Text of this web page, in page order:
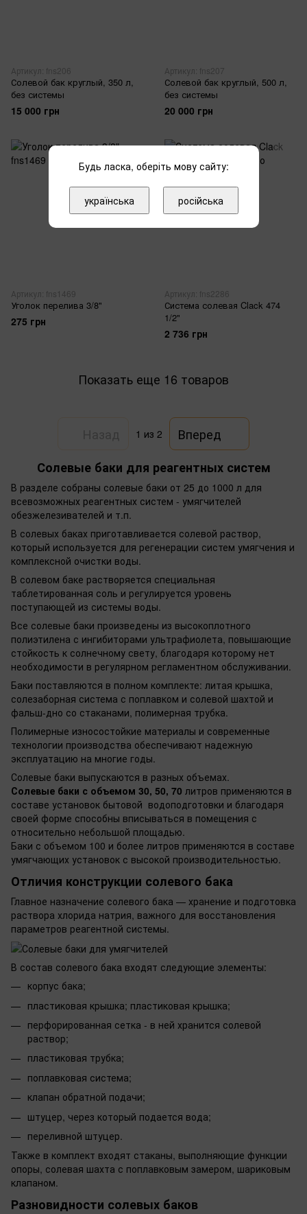
Артикул: fns206
Солевой бак круглый, 350 л,
без системы
15 000 грн
Артикул: fns207
Солевой бак круглый, 500 л,
без системы
20 000 грн
Артикул: fns1469
Уголок перелива 3/8"
275 грн
Артикул: fns2286
Система солевая Clack 474
1/2"
2 736 грн
Показать еще 16 товаров
1 из 2
Вперед
Солевые баки для реагентных систем
В разделе собраны солевые баки от 25 до 1000 л для
всевозможных реагентных систем - умягчителей
обезжелезивателей и т.п.
В солевых баках приготавливается солевой раствор,
который используется для регенерации систем умягчения и
комплексной очистки воды.
В солевом баке растворяется специальная
таблетированная соль и регулируется уровень
поступающей из системы воды.
Все солевые баки произведены из высокоплотного
полиэтилена с ингибиторами ультрафиолета, повышающие
стойкость к солнечному свету, благодаря которому нет
необходимости в регулярном регламентном обслуживании.
Баки поставляются в полном комплекте: литая крышка,
солезаборная система с поплавком и солевой шахтой и
фальш-дно со стаканами, полимерная трубка.
Полимерные износостойкие материалы и современные
технологии производства обеспечивают надежную
эксплуатацию на многие годы.
Солевые баки выпускаются в разных объемах.
Солевые баки с объемом 30, 50, 70 литров применяются в
составе установок бытовой водоподготовки и благодаря
своей форме способны вписываться в помещения с
относительно небольшой площадью.
Баки с объемом 100 и более литров применяются в составе
умягчающих установок с высокой производительностью.
Отличия конструкции солевого бака
Главное назначение солевого бака — хранение и подготовка
раствора хлорида натрия, важного для восстановления
параметров реагентной системы.
В состав солевого бака входят следующие элементы:
корпус бака;
пластиковая крышка; пластиковая крышка;
перфорированная сетка - в ней хранится солевой
раствор;
пластиковая трубка;
поплавковая система;
клапан обратной подачи;
штуцер, через который подается вода;
переливной штуцер.
Также в комплект входят стаканы, выполняющие функции
опоры, солевая шахта с поплавковым замером, шариковым
клапаном.
Разновидности солевых баков
Будь ласка, оберіть мову сайту:
українська російська